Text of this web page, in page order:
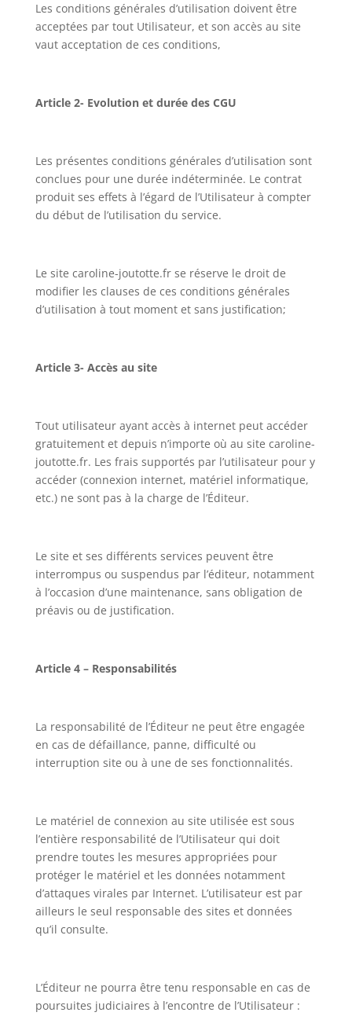
Les conditions générales d’utilisation doivent être
acceptées par tout Utilisateur, et son accès au site
vaut acceptation de ces conditions,
Article 2- Evolution et durée des CGU
Les présentes conditions générales d’utilisation sont
conclues pour une durée indéterminée. Le contrat
produit ses effets à l’égard de l’Utilisateur à compter
du début de l’utilisation du service.
Le site caroline-joutotte.fr se réserve le droit de
modifier les clauses de ces conditions générales
d’utilisation à tout moment et sans justification;
Article 3- Accès au site
Tout utilisateur ayant accès à internet peut accéder
gratuitement et depuis n’importe où au site caroline-
joutotte.fr. Les frais supportés par l’utilisateur pour y
accéder (connexion internet, matériel informatique,
etc.) ne sont pas à la charge de l’Éditeur.
Le site et ses différents services peuvent être
interrompus ou suspendus par l’éditeur, notamment
à l’occasion d’une maintenance, sans obligation de
préavis ou de justification.
Article 4 – Responsabilités
La responsabilité de l’Éditeur ne peut être engagée
en cas de défaillance, panne, difficulté ou
interruption site ou à une de ses fonctionnalités.
Le matériel de connexion au site utilisée est sous
l’entière responsabilité de l’Utilisateur qui doit
prendre toutes les mesures appropriées pour
protéger le matériel et les données notamment
d’attaques virales par Internet. L’utilisateur est par
ailleurs le seul responsable des sites et données
qu’il consulte.
L’Éditeur ne pourra être tenu responsable en cas de
poursuites judiciaires à l’encontre de l’Utilisateur :